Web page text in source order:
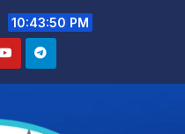
10:43:51 PM